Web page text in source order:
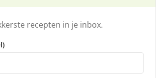
recepten in je inbox.